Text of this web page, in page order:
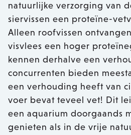
natuurlijke verzorging van
siervissen een proteïne-
Alleen roofvissen
visvlees een hoger
kennen derhalve een
concurrenten bieden
een verhouding heeft van
voer bevat teveel vet! Dit
een aquarium doorgaands
genieten als in de vrije